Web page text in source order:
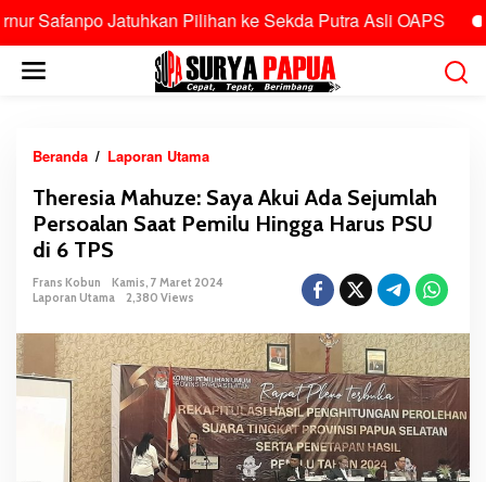
Jatuhkan Pilihan ke Sekda Putra Asli OAPS
Beranda / Laporan Utama
e
r
s
M
a
h
u
z
e
Theresia Mahuze: Saya Akui Ada Sejumlah
Persoalan Saat Pemilu Hingga Harus PSU
di 6 TPS
Frans Kobun
Kamis, 7 Maret 2024
Laporan Utama
2,380 Views